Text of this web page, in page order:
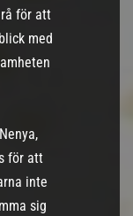
för att
med
för att
inte
sig